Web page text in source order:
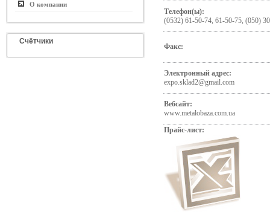
О компании
Счётчики
Телефон(ы):
(0532) 61-50-74, 61-50-75, (050)
Факс:
Электронный адрес:
expo.sklad2@gmail.com
Вебсайт:
www.metalobaza.com.ua
Прайс-лист: